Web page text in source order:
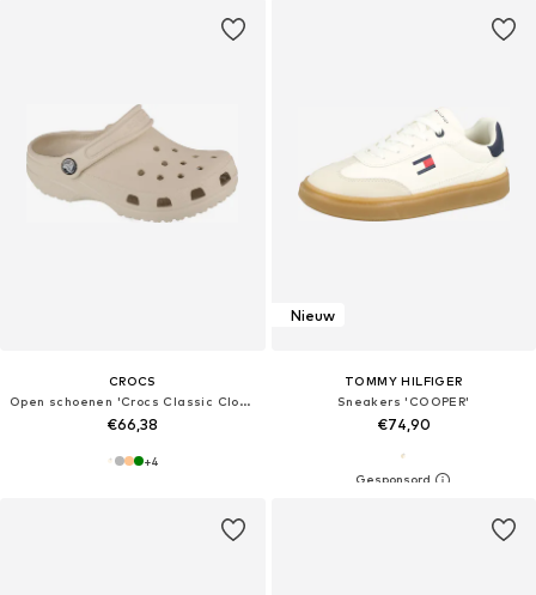
CROCS
Open schoenen 'Crocs Classic Clog Kids'
€66,38
+4
Nieuw
TOMMY HILFIGER
Sneakers 'COOPER'
€74,90